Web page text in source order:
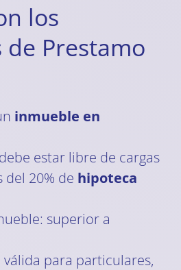
los
Prestamo
inmueble en
estar libre de cargas
del 20% de hipoteca
superior a
válida para particulares,